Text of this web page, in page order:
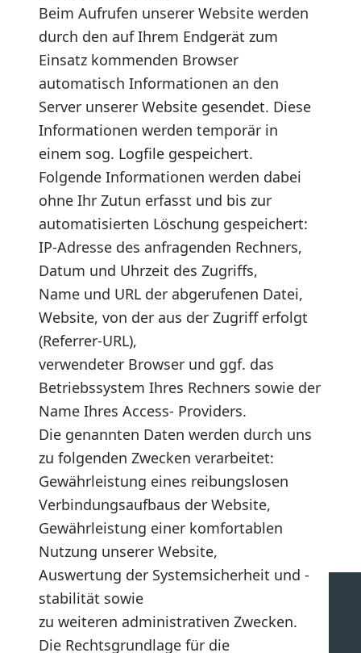
Beim Aufrufen unserer Website werden
durch den auf Ihrem Endgerät zum
Einsatz kommenden Browser
automatisch Informationen an den
Server unserer Website gesendet. Diese
Informationen werden temporär in
einem sog. Logfile gespeichert.
Folgende Informationen werden dabei
ohne Ihr Zutun erfasst und bis zur
automatisierten Löschung gespeichert:
IP-Adresse des anfragenden Rechners,
Datum und Uhrzeit des Zugriffs,
Name und URL der abgerufenen Datei,
Website, von der aus der Zugriff erfolgt
(Referrer-URL),
verwendeter Browser und ggf. das
Betriebssystem Ihres Rechners sowie der
Name Ihres Access- Providers.
Die genannten Daten werden durch uns
zu folgenden Zwecken verarbeitet:
Gewährleistung eines reibungslosen
Verbindungsaufbaus der Website,
Gewährleistung einer komfortablen
Nutzung unserer Website,
Auswertung der Systemsicherheit und -
stabilität sowie
zu weiteren administrativen Zwecken.
Die Rechtsgrundlage für die